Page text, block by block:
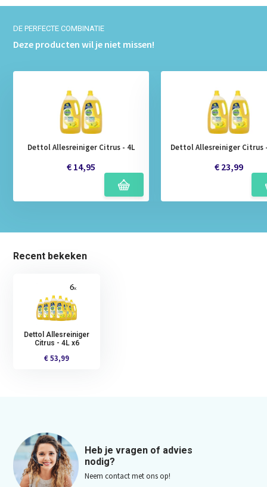
DE PERFECTE COMBINATIE
Deze producten wil je niet missen!
Dettol Allesreiniger Citrus - 4L
€ 14,95
Dettol Allesreiniger Citrus
€ 23,99
Recent bekeken
Dettol Allesreiniger
Citrus - 4L x6
€ 53,99
Heb je vragen of advies
nodig?
Neem contact met ons op!